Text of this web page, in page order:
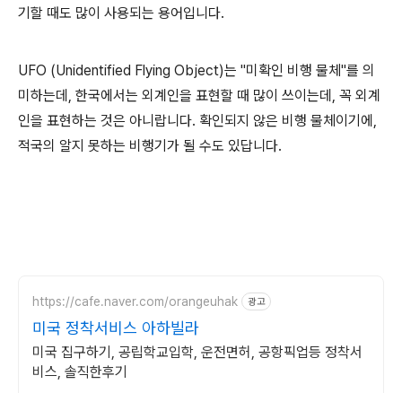
기할 때도 많이 사용되는 용어입니다.
UFO (Unidentified Flying Object)는 "미확인 비행 물체"를 의
미하는데, 한국에서는 외계인을 표현할 때 많이 쓰이는데, 꼭 외계
인을 표현하는 것은 아니랍니다. 확인되지 않은 비행 물체이기에,
적국의 알지 못하는 비행기가 될 수도 있답니다.
https://cafe.naver.com/orangeuhak 광고
미국 정착서비스 아하빌라
미국 집구하기, 공립학교입학, 운전면허, 공항픽업등 정착서
비스, 솔직한후기